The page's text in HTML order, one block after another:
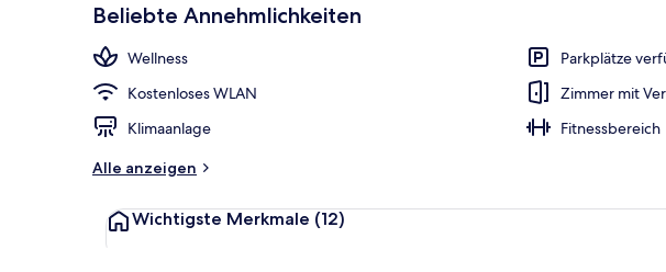
beliebt
b
e
r
Beliebte Annehmlichkeiten
Wellness
Parkplätze
Kostenloses WLAN
Zimmer mit
Klimaanlage
Fitnessbereich
Alle anzeigen
Wichtigste Merkmale (12)